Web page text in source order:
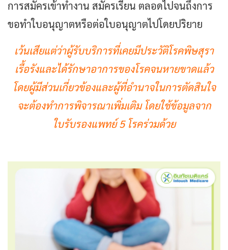
การสมัครเข้าทำงาน สมัครเรียน ตลอดไปจนถึงการ
ขอทำใบอนุญาตหรือต่อใบอนุญาตไปโดยปริยาย
เว้นเสียแต่ว่าผู้รับบริการที่เคยมีประวัติโรคพิษสุรา
เรื้อรังและได้รักษาอาการของโรคจนหายขาดแล้ว
โดยผู้มีส่วนเกี่ยวข้องและผู้ที่อำนาจในการตัดสินใจ
จะต้องทำการพิจารณาเพิ่มเติม โดยใช้ข้อมูลจาก
ใบรับรองแพทย์ 5 โรคร่วมด้วย